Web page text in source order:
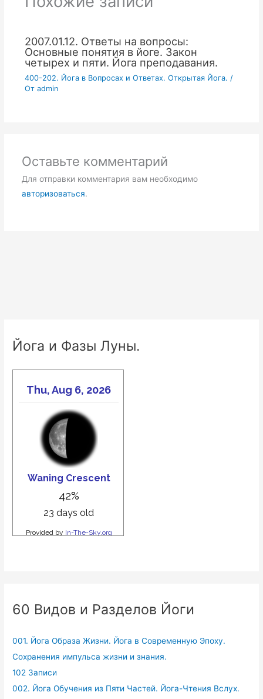
2007.01.12. Ответы на вопросы:
Основные понятия в йоге. Закон
четырех и пяти. Йога преподавания.
400-202. Йога в Вопросах и Ответах. Открытая Йога. /
От admin
Оставьте комментарий
Для отправки комментария вам необходимо
авторизоваться.
Йога и Фазы Луны.
60 Видов и Разделов Йоги
001. Йога Образа Жизни. Йога в Современную Эпоху.
Сохранения импульса жизни и знания.
102 Записи
002. Йога Обучения из Пяти Частей. Йога-Чтения Вслух.